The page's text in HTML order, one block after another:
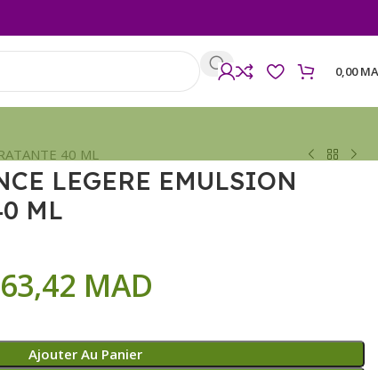
0,00
40 ML
LEGERE EMULSION
ML
MAD
Ajouter Au Panier